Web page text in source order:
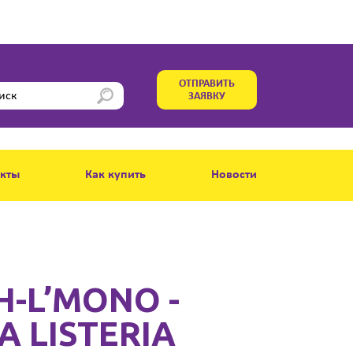
ОТПРАВИТЬ
ЗАЯВКУ
Как купить Новости
L’MONO -
LISTERIA